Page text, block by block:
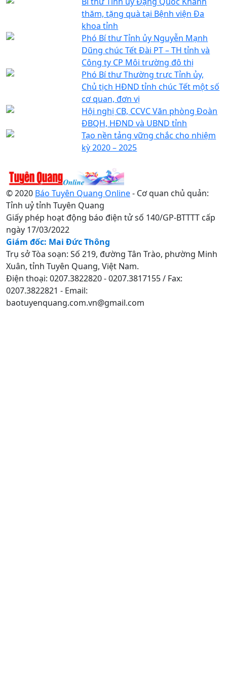
thăm, tặng quà tại Bệnh viện Đa
khoa tỉnh
Phó Bí thư Tỉnh ủy Nguyễn Mạnh
Dũng chúc Tết Đài PT – TH tỉnh và
Công ty CP Môi trường đô thị
Phó Bí thư Thường trực Tỉnh ủy,
Chủ tịch HĐND tỉnh chúc Tết một số
cơ quan, đơn vị
Hội nghị CB, CCVC Văn phòng Đoàn
ĐBQH, HĐND và UBND tỉnh
Tạo nền tảng vững chắc cho nhiệm
kỳ 2020 – 2025
© 2020 Báo Tuyên Quang Online- Cơ quan chủ quản:
Tỉnh uỷ tỉnh Tuyên Quang
Giấy phép hoạt động báo điện tử số 140/GP-BTTTT cấp
ngày 17/03/2022
Giám đốc: Mai Đức Thông
Trụ sở Tòa soạn: Số 219, đường Tân Trào, phường Minh
Xuân, tỉnh Tuyên Quang, Việt Nam.
Điện thoại: 0207.3822820 - 0207.3817155 / Fax:
0207.3822821 - Email:
baotuyenquang.com.vn@gmail.com